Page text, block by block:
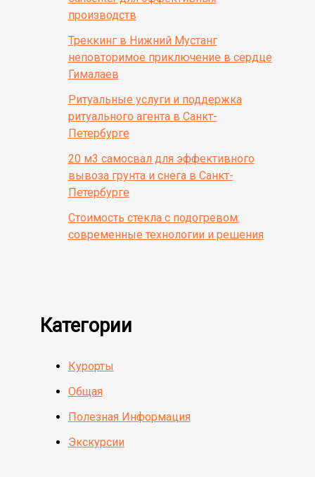
производств
Треккинг в Нижний Мустанг
неповторимое приключение в сердце
Гималаев
Ритуальные услуги и поддержка
ритуального агента в Санкт-
Петербурге
20 м3 самосвал для эффективного
вывоза грунта и снега в Санкт-
Петербурге
Стоимость стекла с подогревом:
современные технологии и решения
Категории
Курорты
Общая
Полезная Информация
Экскурсии